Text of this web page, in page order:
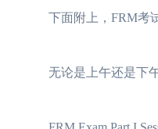
下面附上，FRM考
无论是上午还是下午